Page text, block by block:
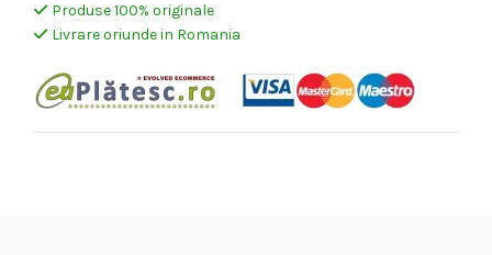
fost:
1.299,00 lei.
Produse 100% originale
Livrare oriunde in Romania